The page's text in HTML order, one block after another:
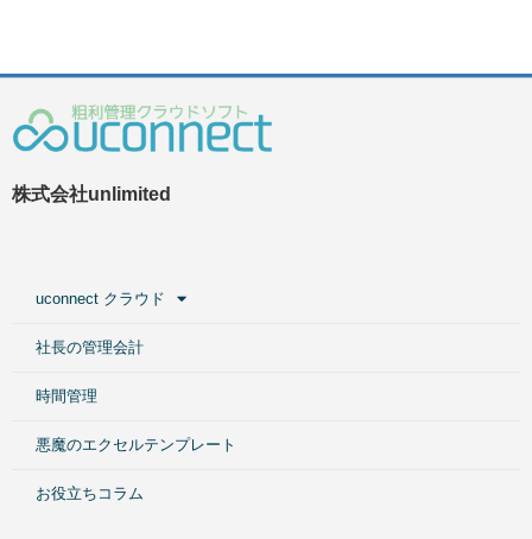
株式会社unlimited
uconnect クラウド
社長の管理会計
時間管理
悪魔のエクセルテンプレート
お役立ちコラム